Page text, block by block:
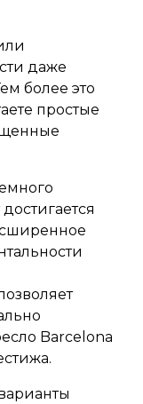
даже
более это
простые
Barcelona